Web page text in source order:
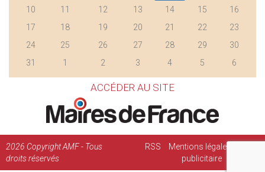
10
11 12 13 14 15
16
17
18 19 20 21 22
23
24
25 26 27 28 29
30
31
1 2 3 4 5 6
ACCÉDER AU SITE
2026 Copyright AMF - Tous
droits réservés
RSS Mentions légales
publicitaire